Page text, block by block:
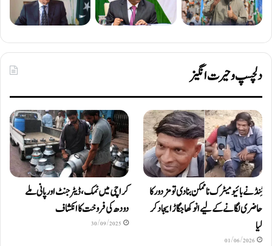
دلچسپ و حیرت انگیز
ٹِنڈ نے بائیومیٹرک ناممکن بنا دی تو مزدور کا
حاضری لگانے کے لیے انوکھا جگاڑ ایجاد کر
لیا
01/06/2026
کراچی میں نمک، ڈیٹرجنٹ اور پانی ملے
دودھ کی فروخت کا انکشاف
30/09/2025